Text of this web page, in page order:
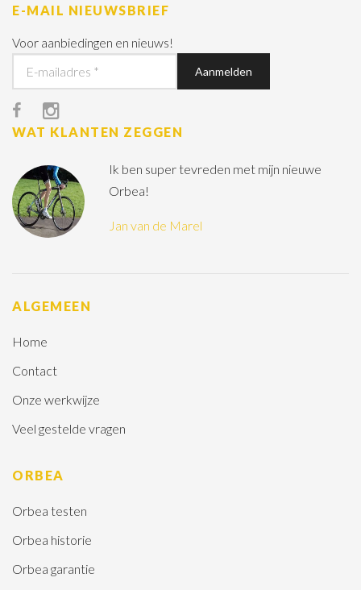
E-MAIL NIEUWSBRIEF
Voor aanbiedingen en nieuws!
WAT KLANTEN ZEGGEN
Ik ben super tevreden met mijn nieuwe
Orbea!
Jan van de Marel
ALGEMEEN
Home
Contact
Onze werkwijze
Veel gestelde vragen
ORBEA
Orbea testen
Orbea historie
Orbea garantie